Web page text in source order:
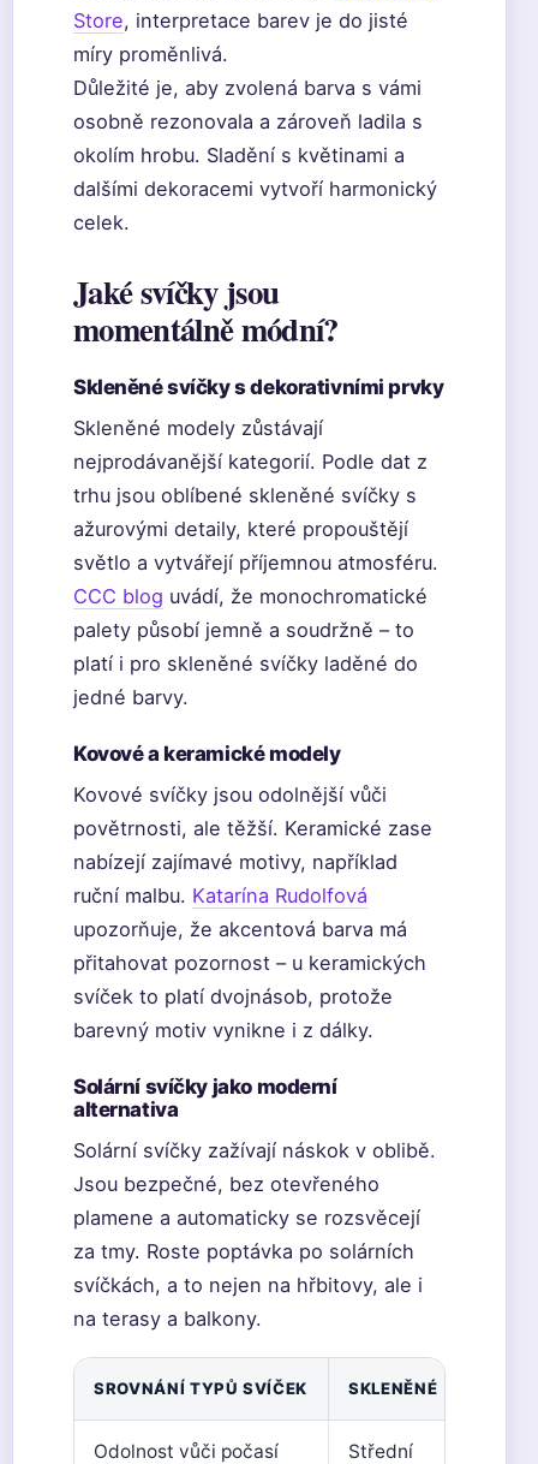
Store, interpretace barev je do jisté
míry proměnlivá.
Důležité je, aby zvolená barva s vámi
osobně rezonovala a zároveň ladila s
okolím hrobu. Sladění s květinami a
dalšími dekoracemi vytvoří harmonický
celek.
Jaké svíčky jsou
momentálně módní?
Skleněné svíčky s dekorativními prvky
Skleněné modely zůstávají
nejprodávanější kategorií. Podle dat z
trhu jsou oblíbené skleněné svíčky s
ažurovými detaily, které propouštějí
světlo a vytvářejí příjemnou atmosféru.
CCC blog uvádí, že monochromatické
palety působí jemně a soudržně – to
platí i pro skleněné svíčky laděné do
jedné barvy.
Kovové a keramické modely
Kovové svíčky jsou odolnější vůči
povětrnosti, ale těžší. Keramické zase
nabízejí zajímavé motivy, například
ruční malbu. Katarína Rudolfová
upozorňuje, že akcentová barva má
přitahovat pozornost – u keramických
svíček to platí dvojnásob, protože
barevný motiv vynikne i z dálky.
Solární svíčky jako moderní
alternativa
Solární svíčky zažívají náskok v oblibě.
Jsou bezpečné, bez otevřeného
plamene a automaticky se rozsvěcejí
za tmy. Roste poptávka po solárních
svíčkách, a to nejen na hřbitovy, ale i
na terasy a balkony.
SROVNÁNÍ TYPŮ SVÍČEK SKLENĚNÉ
Odolnost vůči počasí Střední